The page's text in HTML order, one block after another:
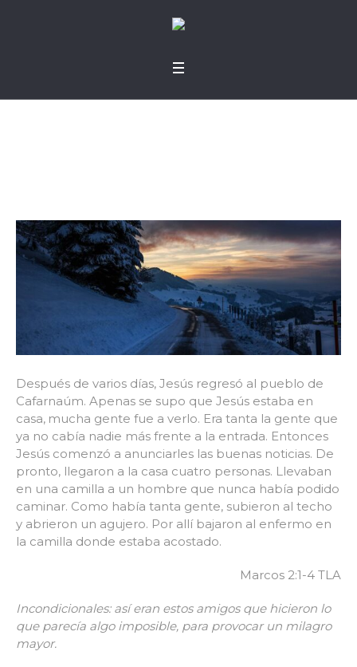
Después de varios días, Jesús regresó al pueblo de
Cafarnaúm. Apenas se supo que Jesús estaba en
casa, mucha gente fue a verlo. Era tanta la gente que
ya no cabía nadie más frente a la entrada. Entonces
Jesús comenzó a anunciarles las buenas noticias. De
pronto, llegaron a la casa cuatro personas. Llevaban
en una camilla a un hombre que nunca había podido
caminar. Como había tanta gente, subieron al techo
y abrieron un agujero. Por allí bajaron al enfermo en
la camilla donde estaba acostado.
Marcos 2:1-4 TLA
Incondicionales: así eran estos amigos que hicieron lo
que parecía algo imposible, para provocar un milagro
mayor.